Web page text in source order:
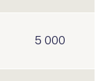
5 000